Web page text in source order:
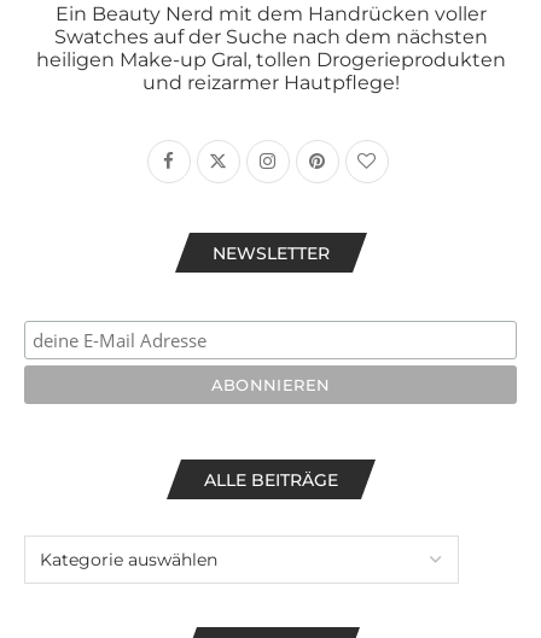
Ein Beauty Nerd mit dem Handrücken voller
Swatches auf der Suche nach dem nächsten
heiligen Make-up Gral, tollen Drogerieprodukten
und reizarmer Hautpflege!
NEWSLETTER
ALLE BEITRÄGE